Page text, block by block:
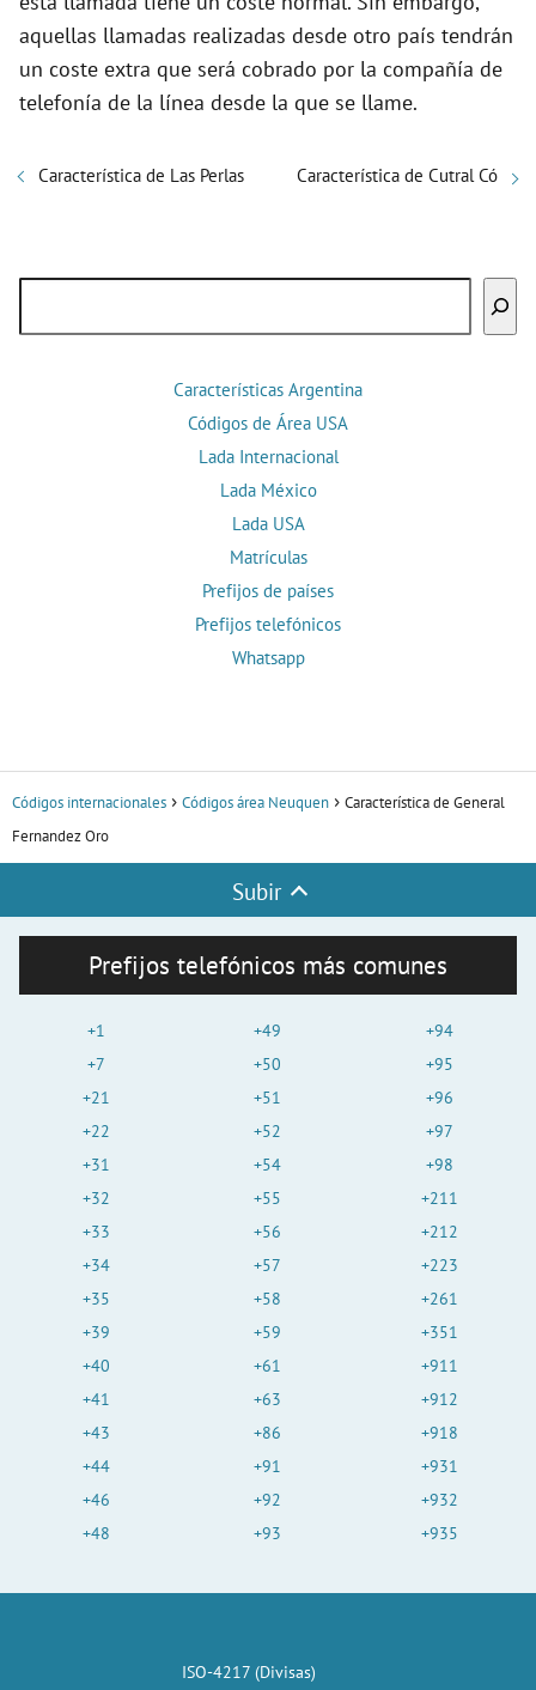
aquellas llamadas realizadas desde otro país tendrán
un coste extra que será cobrado por la compañía de
telefonía de la línea desde la que se llame.
Característica de Las Perlas Característica de Cutral Có
Características Argentina
Códigos de Área USA
Lada Internacional
Lada México
Lada USA
Matrículas
Prefijos de países
Prefijos telefónicos
Whatsapp
Códigos internacionales Códigos área Neuquen
Característica de General
Fernandez Oro
Subir
Prefijos telefónicos más comunes
+1
+7
+21
+22
+31
+32
+33
+34
+35
+39
+40
+41
+43
+44
+46
+48
+49
+50
+51
+52
+54
+55
+56
+57
+58
+59
+61
+63
+86
+91
+92
+93
+94
+95
+96
+97
+98
+211
+212
+223
+261
+351
+911
+912
+918
+931
+932
+935
ISO-4217 (Divisas)